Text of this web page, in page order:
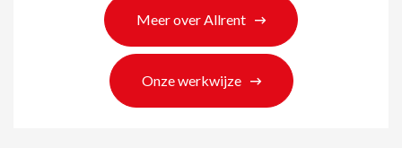
Meer over Allrent
Onze werkwijze